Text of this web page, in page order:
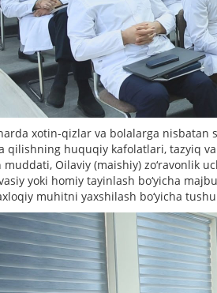
xotin-qizlar va bolalarga
qilishning huquqiy kafolatlari, tazyiq
Oilaviy (maishiy) zo‘ravonlik
yoki homiy tayinlash bo‘yicha
muhitni yaxshilash bo‘yicha